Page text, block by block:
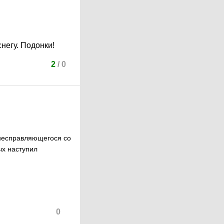
Подонки!
2/ 0
со
наступил
0